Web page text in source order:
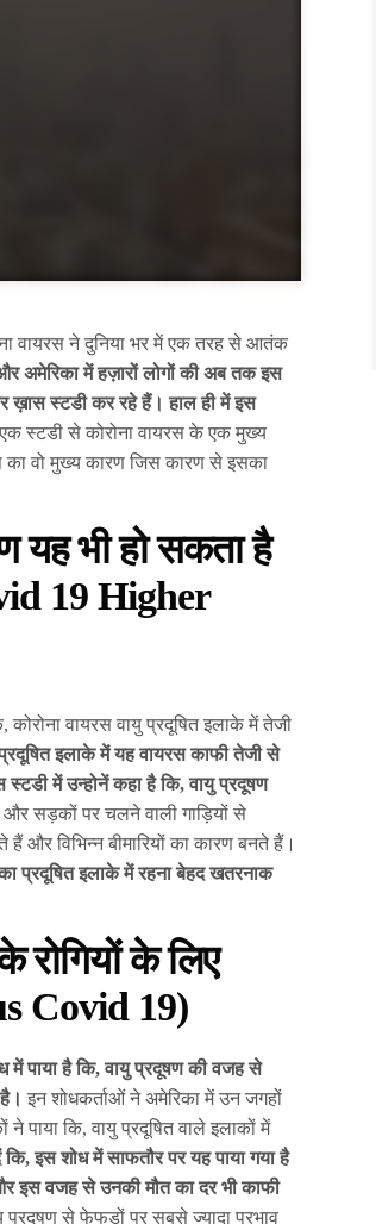
वायरस ने दुनिया भर में एक तरह से आतंक
अमेरिका में हज़ारों लोगों की अब तक इस
ख़ास स्टडी कर रहे हैं। हाल ही में इस
एक स्टडी से कोरोना वायरस के एक मुख्य
का वो मुख्य कारण जिस कारण से इसका
यह भी हो सकता है
19 Higher
वायरस वायु प्रदूषित इलाके में तेजी
प्रदूषित इलाके में यह वायरस काफी तेजी से
स्टडी में उन्होनें कहा है कि, वायु प्रदूषण
सड़कों पर चलने वाली गाड़ियों से
और विभिन्न बीमारियों का कारण बनते हैं।
प्रदूषित इलाके में रहना बेहद खतरनाक
रोगियों के लिए
Covid 19)
में पाया है कि, वायु प्रदूषण की वजह से
इन शोधकर्ताओं ने अमेरिका में उन जगहों
ने पाया कि, वायु प्रदूषित वाले इलाकों में
इस शोध में साफतौर पर यह पाया गया है
इस वजह से उनकी मौत का दर भी काफी
प्रदूषण से फेफड़ों पर सबसे ज्यादा प्रभाव